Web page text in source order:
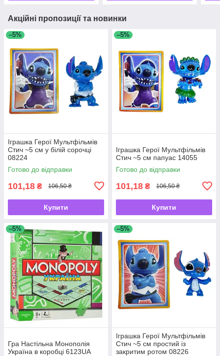
Акційні пропозиції та новинки
–5%
Іграшка Герої Мультфільмів
Стич ~5 см у білій сорочці
08224
Готово до відправки
101,18 ₴ 106,50 ₴
Купити
–5%
Іграшка Герої Мультфільмів
Стич ~5 см папуас 14055
Готово до відправки
101,18 ₴ 106,50 ₴
Купити
–5%
Гра Настільна Монополія
Україна в коробці 6123UA
–5%
Іграшка Герої Мультфільмів
Стич ~5 см простий із
закритим ротом 08226